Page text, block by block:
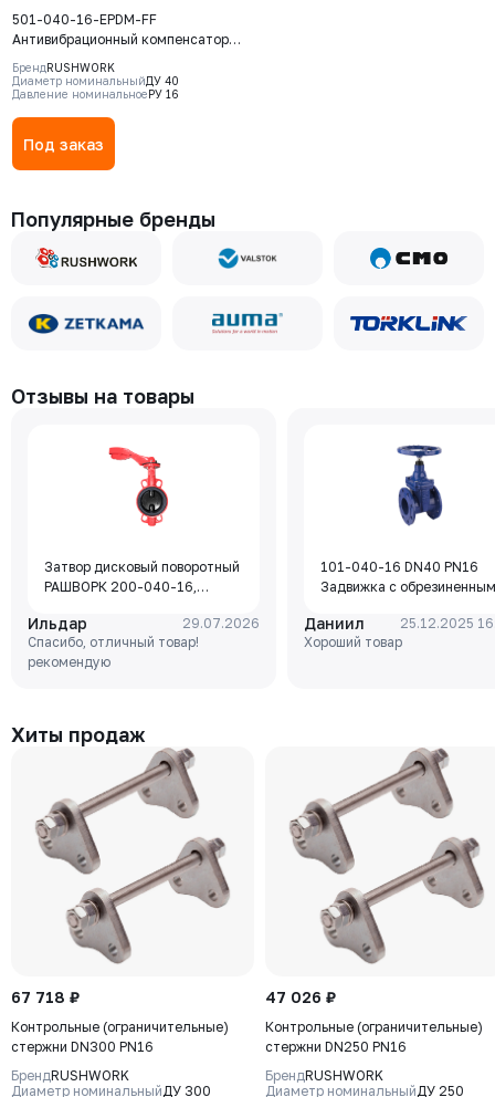
501-040-16-EPDM-FF
Антивибрационный компенсатор
фланцевый Rushwork, DN40 PN16,
Т макс 110С
БрендRUSHWORK
Диаметр номинальныйДУ 40
Давление номинальноеРУ 16
Под заказ
Популярные бренды
Отзывы на товары
Затвор дисковый поворотный
РАШВОРК 200-040-16,
250 (GG25), диск - GJS-400-
15 (GGG40), уплотнение -
EPDM, М/Ф, рукоятка
Ильдар
29.07.2026
Спасибо, отличный товар!
рекомендую
101-040-16 DN40 PN16
Задвижка с обрезиненным
чугун, клин-EPDM,
Tmax=110°C Ф/Ф
Даниил
25.12.2025
Хороший товар
Хиты продаж
67 718 ₽
Контрольные (ограничительные)
стержни DN300 PN16
БрендRUSHWORK
Диаметр номинальныйДУ 300
47 026 ₽
Контрольные (ограничительные)
стержни DN250 PN16
БрендRUSHWORK
Диаметр номинальныйДУ 250